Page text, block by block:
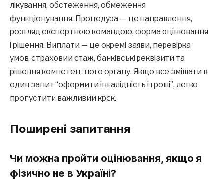
лікування, обстеження, обмеження
функціонування. Процедура — це направлення,
розгляд експертною командою, форма оцінювання
і рішення. Виплати — це окремі заяви, перевірка
умов, страховий стаж, банківські реквізити та
рішення компетентного органу. Якщо все змішати в
один запит “оформити інвалідність і гроші”, легко
пропустити важливий крок.
Поширені запитання
Чи можна пройти оцінювання, якщо я
фізично не в Україні?